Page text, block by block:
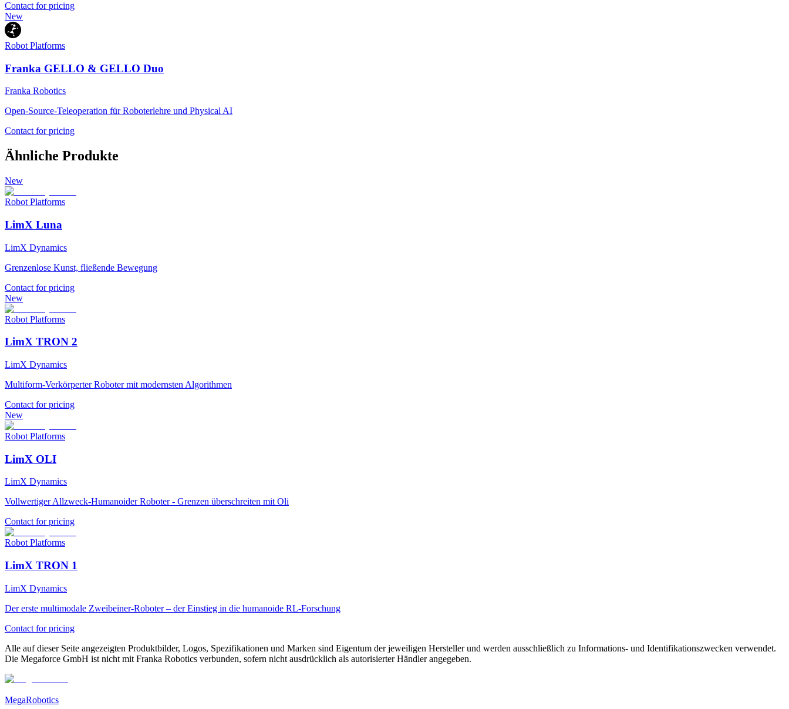
Contact for pricing
New
Robot Platforms
Franka GELLO & GELLO Duo
Franka Robotics
Open-Source-Teleoperation für Roboterlehre und Physical AI
Contact for pricing
Ähnliche Produkte
New
Robot Platforms
LimX Luna
LimX Dynamics
Grenzenlose Kunst, fließende Bewegung
Contact for pricing
New
Robot Platforms
LimX TRON 2
LimX Dynamics
Multiform-Verkörperter Roboter mit modernsten Algorithmen
Contact for pricing
New
Robot Platforms
LimX OLI
LimX Dynamics
Vollwertiger Allzweck-Humanoider Roboter - Grenzen überschreiten mit Oli
Contact for pricing
Robot Platforms
LimX TRON 1
LimX Dynamics
Der erste multimodale Zweibeiner-Roboter – der Einstieg in die humanoide RL-Forschung
Contact for pricing
Alle auf dieser Seite angezeigten Produktbilder, Logos, Spezifikationen und Marken sind Eigentum der jeweiligen Hersteller und werden ausschließlich zu Informations- und Identifikationszwecken verwendet.
Die Megaforce GmbH ist nicht mit Franka Robotics verbunden, sofern nicht ausdrücklich als autorisierter Händler angegeben.
MegaRobotics